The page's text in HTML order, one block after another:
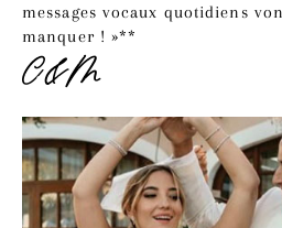
messages vocaux quotidiens
manquer ! »**
C&M